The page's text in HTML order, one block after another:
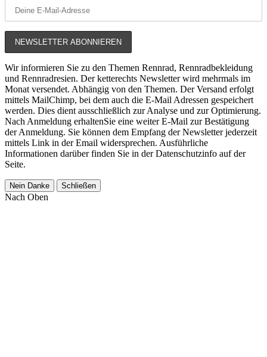
Wir informieren Sie zu den Themen Rennrad, Rennradbekleidung
und Rennradresien. Der ketterechts Newsletter wird mehrmals im
Monat versendet. Abhängig von den Themen. Der Versand erfolgt
mittels MailChimp, bei dem auch die E-Mail Adressen gespeichert
werden. Dies dient ausschließlich zur Analyse und zur Optimierung.
Nach Anmeldung erhaltenSie eine weiter E-Mail zur Bestätigung
der Anmeldung. Sie können dem Empfang der Newsletter jederzeit
mittels Link in der Email widersprechen. Ausführliche
Informationen darüber finden Sie in der Datenschutzinfo auf der
Seite.
Nein Danke Schließen
Nach Oben